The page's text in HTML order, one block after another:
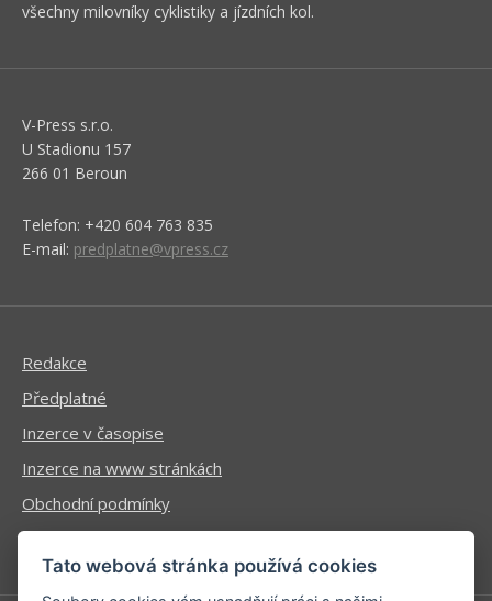
všechny milovníky cyklistiky a jízdních kol.
V-Press s.r.o.
U Stadionu 157
266 01 Beroun
Telefon: +420 604 763 835
E-mail: predplatne@vpress.cz
Redakce
Předplatné
Inzerce v časopise
Inzerce na www stránkách
Obchodní podmínky
Ochrana osobních údajů
Tato webová stránka používá cookies